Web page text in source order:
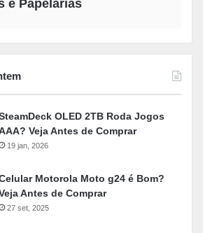
e Papelarias
OLED 2TB Roda Jogos
Veja Antes de Comprar
19 jan, 2026
Motorola Moto g24 é Bom?
Antes de Comprar
27 set, 2025